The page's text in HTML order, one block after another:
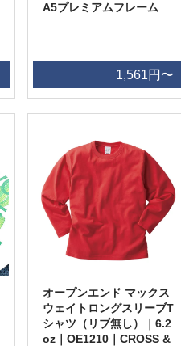
A5プレミアムフレーム
1,561円〜
オープンエンド マックス
ウェイトロングスリーブT
シャツ（リブ無し）｜6.2
oz｜OE1210｜CROSS &